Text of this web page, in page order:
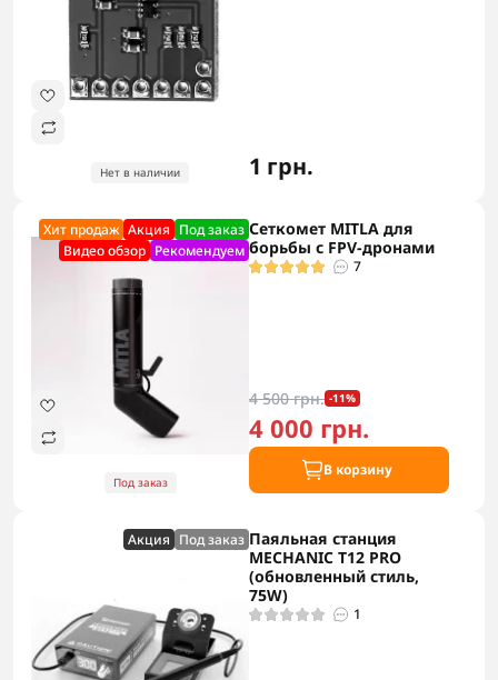
Нет в наличии 1 грн.
Хит продаж Акция Под заказ
Видео обзор Рекомендуем
Под заказ
Сеткомет MITLA для
борьбы с FPV-дронами
7
4 500 грн. -11%
4 000 грн.
В корзину
Акция Под заказ Паяльная станция
MECHANIC T12 PRO
(обновленный стиль,
75W)
1